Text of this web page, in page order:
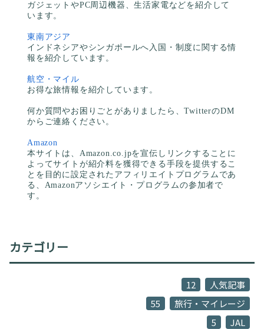
ガジェットやPC周辺機器、生活家電などを紹介して
います。
東南アジア
インドネシアやシンガポールへ入国・制度に関する情
報を紹介しています。
航空・マイル
お得な旅情報を紹介しています。
何か質問やお困りごとがありましたら、TwitterのDM
からご連絡ください。
Amazon
本サイトは、Amazon.co.jpを宣伝しリンクすることに
よってサイトが紹介料を獲得できる手段を提供するこ
とを目的に設定されたアフィリエイトプログラムであ
る、Amazonアソシエイト・プログラムの参加者で
す。
カテゴリー
人気記事
12
旅行・マイレージ
55
JAL
5